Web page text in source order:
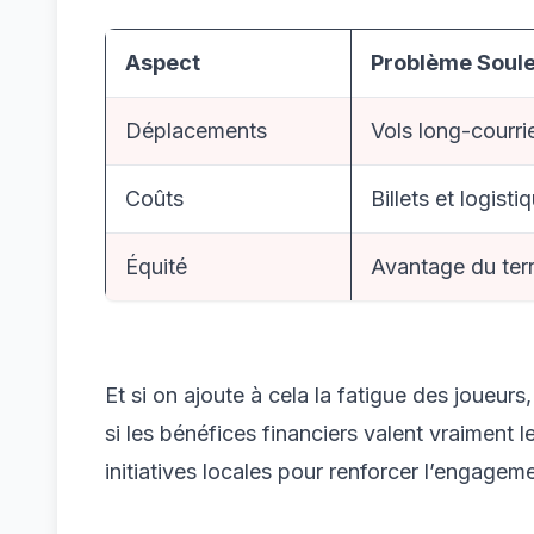
Aspect Problème
Déplacements Vols long-
Coûts Billets et
Équité Avantage du
Et si on ajoute à cela la fatigue des
si les bénéfices financiers valent vraiment
initiatives locales pour renforcer